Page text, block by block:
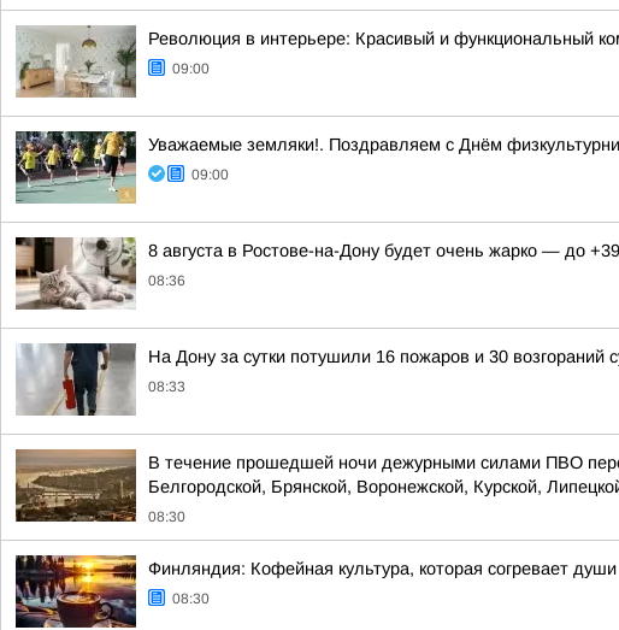
Революция в интерьере: Красивый и функциональный
09:00
Уважаемые земляки!. Поздравляем с Днём
09:00
8 августа в Ростове-на-Дону будет очень жарко — до
08:36
На Дону за сутки потушили 16 пожаров и 30 возгораний
08:33
В течение прошедшей ночи дежурными силами ПВО
Белгородской, Брянской, Воронежской, Курской,
08:30
Финляндия: Кофейная культура, которая согревает души
08:30